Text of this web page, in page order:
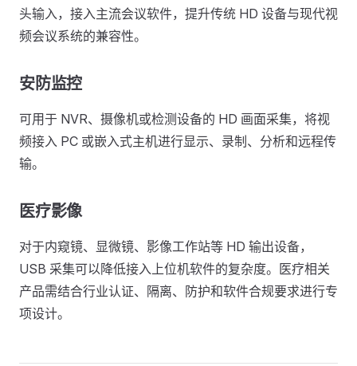
头输入，接入主流会议软件，提升传统 HD 设备与现代视
频会议系统的兼容性。
安防监控
可用于 NVR、摄像机或检测设备的 HD 画面采集，将视
频接入 PC 或嵌入式主机进行显示、录制、分析和远程传
输。
医疗影像
对于内窥镜、显微镜、影像工作站等 HD 输出设备，
USB 采集可以降低接入上位机软件的复杂度。医疗相关
产品需结合行业认证、隔离、防护和软件合规要求进行专
项设计。